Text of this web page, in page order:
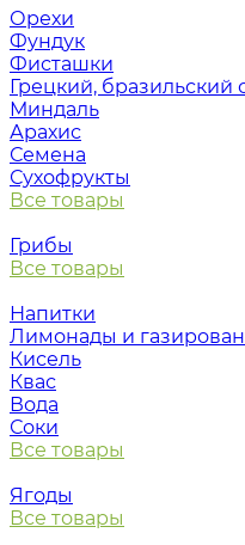
Орехи
Фундук
Фисташки
Грецкий, бразильский
Миндаль
Арахис
Семена
Сухофрукты
Все товары
Грибы
Все товары
Напитки
Лимонады и
Кисель
Квас
Вода
Соки
Все товары
Ягоды
Все товары